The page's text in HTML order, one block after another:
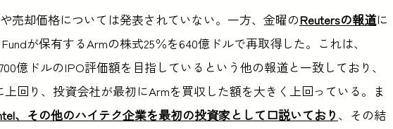
売却価格については発表されていない。一方、金曜のReutersの報道に
が保有するArmの株式25％を640億ドルで再取得した。これは、
億ドルのIPO評価額を目指しているという他の報道と一致しており、
回り、投資会社が最初にArmを買収した額を大きく上回っている。ま
、その他のハイテク企業を最初の投資家として口説いており 、その結